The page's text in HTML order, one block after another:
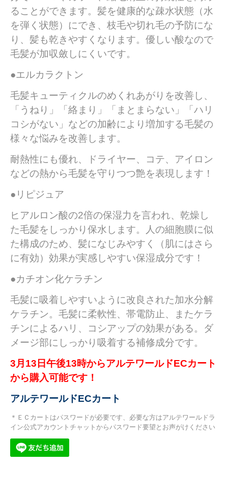
ることができます。髪を健康的な疎水状態（水
を弾く状態）にでき、枝毛や切れ毛の予防にな
り、髪も乾きやすくなります。優しい酸なので
毛髪が加収斂しにくいです。
●エルカラクトン
毛髪キューティクルのめくれあがりを改善し、
「うねり」「絡まり」「まとまらない」「ハリ
コシがない」などの加齢により増加する毛髪の
様々な悩みを改善します。
耐熱性にも優れ、ドライヤー、コテ、アイロン
などの熱から毛髪を守りつつ艶を表現します！
●リピジュア
ヒアルロン酸の2倍の保湿力を言われ、乾燥し
た毛髪をしっかり保水します。人の細胞膜に似
た構成のため、髪になじみやすく（肌にはさら
に有効）効果が実感しやすい保湿成分です！
●カチオン化ケラチン
毛髪に吸着しやすいように改良された加水分解
ケラチン。毛髪に柔軟性、帯電防止、またケラ
チンによるハリ、コシアップの効果がある。ダ
メージ部にしっかり吸着する補修成分です。
3月13日午後13時からアルテワールドECカート
から購入可能です！
アルテワールドECカート
＊ＥＣカートはパスワードが必要です、必要な方はアルテワールドラ
イン公式アカウントチャットからパスワード要望とお声がけください